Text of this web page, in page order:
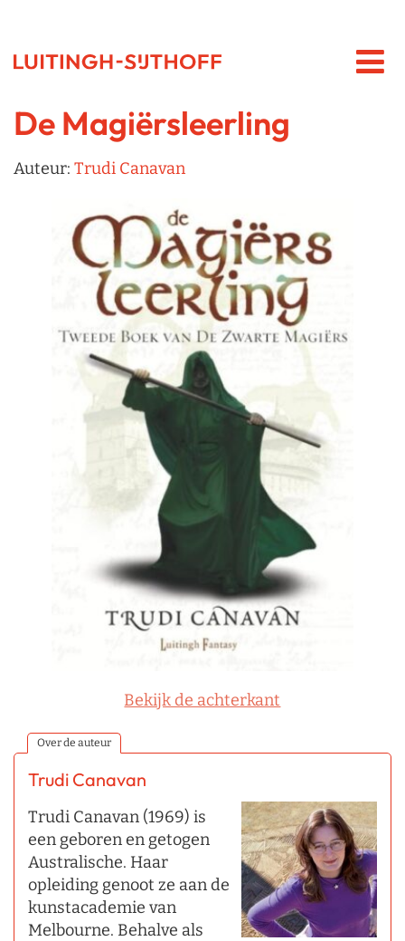
De Magiërsleerling
Auteur: Trudi Canavan
Bekijk de achterkant
Over de auteur
Trudi Canavan
Trudi Canavan (1969) is
een geboren en getogen
Australische. Haar
opleiding genoot ze aan de
kunstacademie van
Melbourne. Behalve als